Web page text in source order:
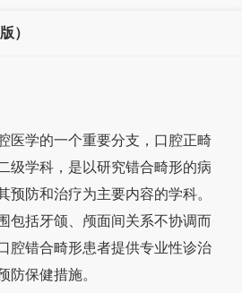
）
医学的一个重要分支，口腔正畸
级学科，是以研究错合畸形的病
预防和治疗为主要内容的学科。
包括牙颌、颅面间关系不协调而
腔错合畸形患者提供专业性诊治
防保健措施。